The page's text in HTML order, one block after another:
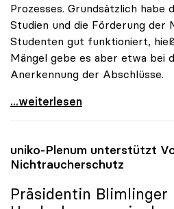
Prozesses. Grundsätzlich habe
Studien und die Förderung der
Studenten gut funktioniert,
Mängel gebe es aber etwa bei
Anerkennung der Abschlüsse.
20 Jahre Bologna-Prozess:
...weiterlesen
uniko-Plenum unterstützt
Nichtraucherschutz
Präsidentin